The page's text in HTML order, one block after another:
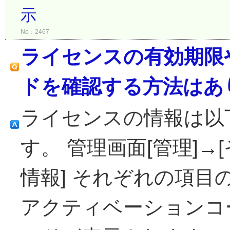
示
No：2467
ライセンスの有効期
ドを確認する方法は
ライセンスの情報は
す。 管理画面[管理
情報] それぞれの項目
アクティベーション